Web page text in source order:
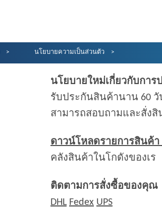
นโยบายความเป็นส่วนตัว
นโยบายใหม่เกี่ยวกับการ
รับประกันสินค้านาน 60 วั
สามารถสอบถามและสั่งสิ
ดาวน์โหลดรายการสินค้
คลังสินค้าในโกดังของเร
ติดตามการสั่งซื้อของคุณ
DHL Fedex UPS